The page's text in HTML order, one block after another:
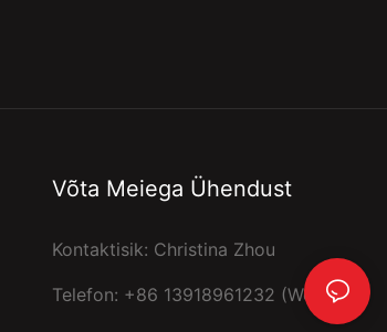
Võta Meiega Ühendust
Kontaktisik: Christina Zhou
Telefon: +86 13918961232 (Wechat,